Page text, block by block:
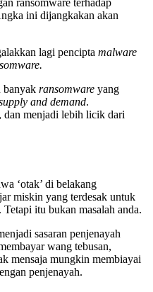
ini dijangkakan akan
lagi pencipta malware
banyak ransomware yang
and demand.
dan menjadi lebih licik dari
‘otak’ di belakang
miskin yang terdesak untuk
itu bukan masalah anda.
sasaran penjenayah
wang tebusan,
mensaja mungkin membiayai
penjenayah.